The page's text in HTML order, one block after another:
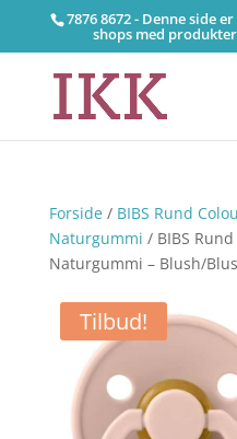
7876 8672 - Denne side
shops med
Forside/ BIBS Rund
Naturgummi / BIBS
Naturgummi – Blush/
Tilbud!